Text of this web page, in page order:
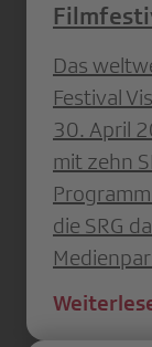
Das
Festival
30. April
mit zehn
die SRG